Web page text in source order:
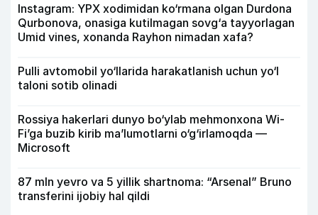
Instagram: YPX xodimidan ko‘rmana olgan Durdona
Qurbonova, onasiga kutilmagan sovg‘a tayyorlagan
Umid vines, xonanda Rayhon nimadan xafa?
Pulli avtomobil yo‘llarida harakatlanish uchun yo‘l
taloni sotib olinadi
Rossiya hakerlari dunyo bo‘ylab mehmonxona Wi-
Fi’ga buzib kirib ma’lumotlarni o‘g‘irlamoqda —
Microsoft
87 mln yevro va 5 yillik shartnoma: “Arsenal” Bruno
transferini ijobiy hal qildi